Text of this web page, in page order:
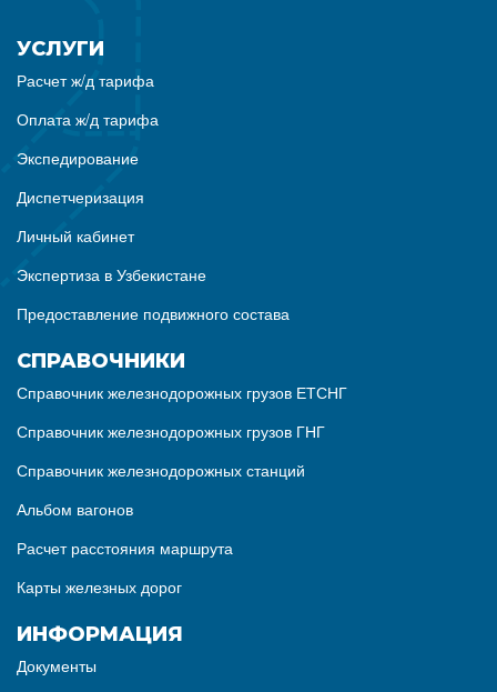
УСЛУГИ
Расчет ж/д тарифа
Оплата ж/д тарифа
Экспедирование
Диспетчеризация
Личный кабинет
Экспертиза в Узбекистане
Предоставление подвижного состава
СПРАВОЧНИКИ
Справочник железнодорожных грузов ЕТСНГ
Справочник железнодорожных грузов ГНГ
Справочник железнодорожных станций
Альбом вагонов
Расчет расстояния маршрута
Карты железных дорог
ИНФОРМАЦИЯ
Документы